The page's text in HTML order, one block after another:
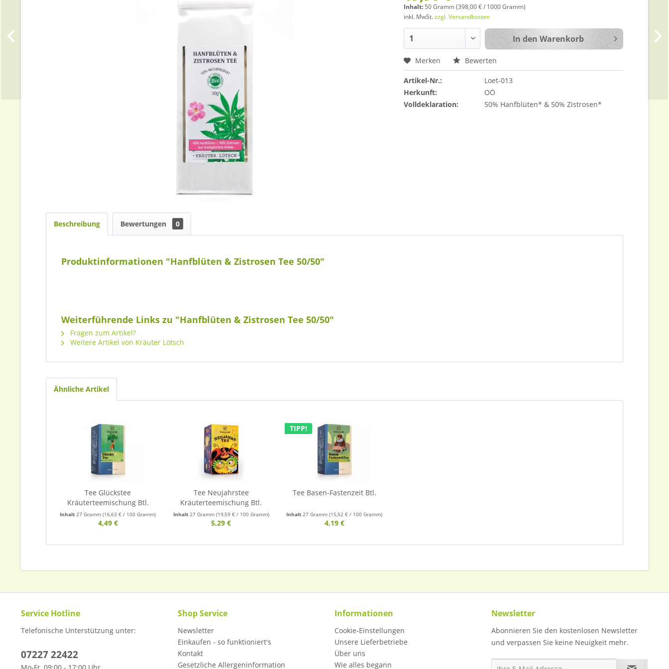
Inhalt: 50 Gramm (398,00 € / 1000 Gramm)
inkl. MwSt.zzgl. Versandkosten
In den Warenkorb
Merken Bewerten
Artikel-Nr.:
Loet-013
Herkunft:
OÖ
Volldeklaration:
50% Hanfblüten* & 50% Zistrosen*
Beschreibung Bewertungen 0
Produktinformationen "Hanfblüten & Zistrosen Tee 50/50"
Weiterführende Links zu "Hanfblüten & Zistrosen Tee 50/50"
Fragen zum Artikel?
Weitere Artikel von Kräuter Lötsch
Ähnliche Artikel
Tee Glückstee
Kräuterteemischung Btl.
Inhalt27 Gramm(16,63 € / 100 Gramm)
4,49 €
Tee Neujahrstee
Kräuterteemischung Btl.
Inhalt 27 Gramm (19,59 € / 100 Gramm)
5,29 €
TIPP!
Tee Basen-Fastenzeit Btl.
Inhalt27 Gramm(15,52 € / 100 Gramm)
4,19 €
Service Hotline
Telefonische Unterstützung unter:
07227 22422
Shop Service
Newsletter
Einkaufen - so funktioniert's
Kontakt
Gesetzliche Allergeninformation
Informationen
Cookie-Einstellungen
Unsere Lieferbetriebe
Über uns
Wie alles begann
Newsletter
Abonnieren Sie den kostenlosen Newsletter
und verpassen Sie keine Neuigkeit mehr.